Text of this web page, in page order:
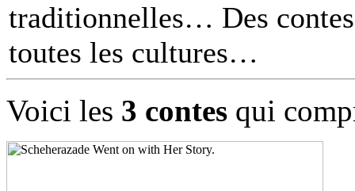
traditionnelles… Des
toutes les cultures
Voici les 3 contes qui